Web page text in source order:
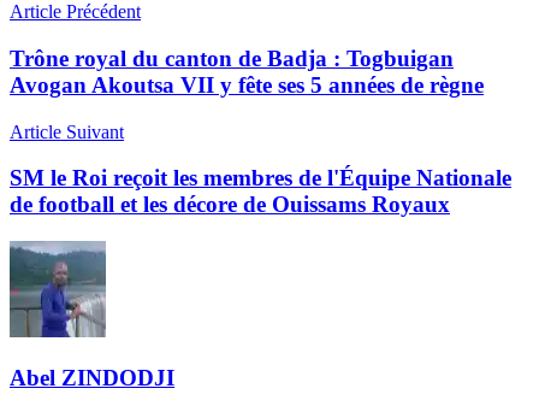
Article Précédent
Trône royal du canton de Badja : Togbuigan
Avogan Akoutsa VII y fête ses 5 années de règne
Article Suivant
SM le Roi reçoit les membres de l'Équipe Nationale
de football et les décore de Ouissams Royaux
Abel ZINDODJI